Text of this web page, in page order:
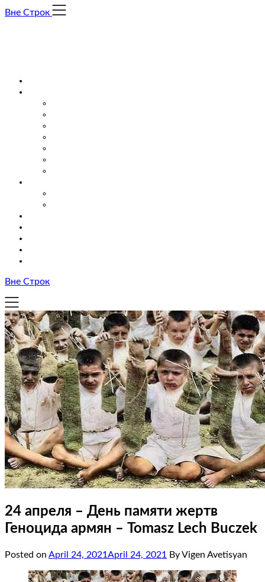
Skip
Вне Строк
Вне Строк
24 апреля – День памяти жертв
Геноцида армян – Tomasz Lech Buczek
Posted on April 24, 2021 April 24, 2021 By Vigen Avetisyan